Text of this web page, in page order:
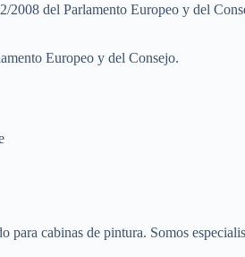
2008 del Parlamento Europeo y del
Europeo y del Consejo.
cabinas de pintura. Somos